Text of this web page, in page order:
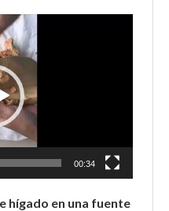
00:34
hígado en una fuente